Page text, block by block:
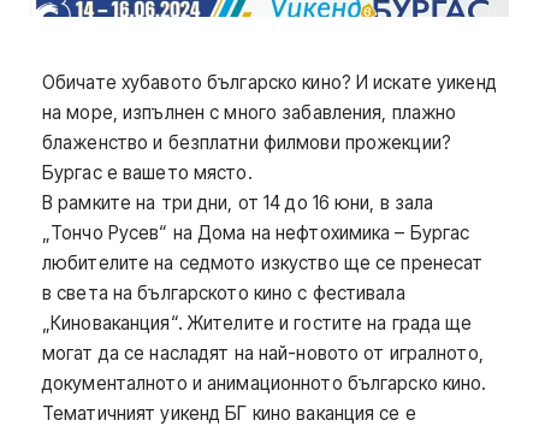
Обичате хубавото българско кино? И искате уикенд
на море, изпълнен с много забавления, плажно
блаженство и безплатни филмови прожекции?
Бургас е вашето място.
В рамките на три дни, от 14 до 16 юни, в зала
„Тончо Русев“ на Дома на нефтохимика – Бургас
любителите на седмото изкуство ще се пренесат
в света на българското кино с фестивала
„Киноваканция“. Жителите и гостите на града ще
могат да се насладят на най-новото от игралното,
документалното и анимационното българско кино.
Тематичният уикенд БГ кино ваканция се е